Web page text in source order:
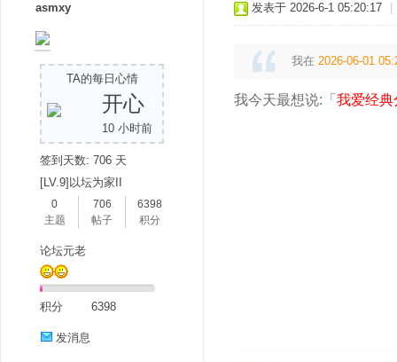
asmxy
TA的每日心情
开心
10 小时前
签到天数: 706 天
[LV.9]以坛为家II
0
主题
706
帖子
6398
积分
论坛元老
积分 6398
发消息
发表于 2026-6-1 05:20:17
我在 2026-06-01
我今天最想说:「 我爱经典